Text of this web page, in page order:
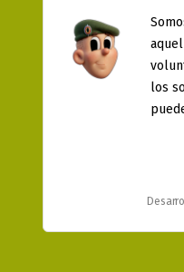
los